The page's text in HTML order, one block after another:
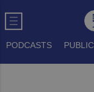
PODCASTS